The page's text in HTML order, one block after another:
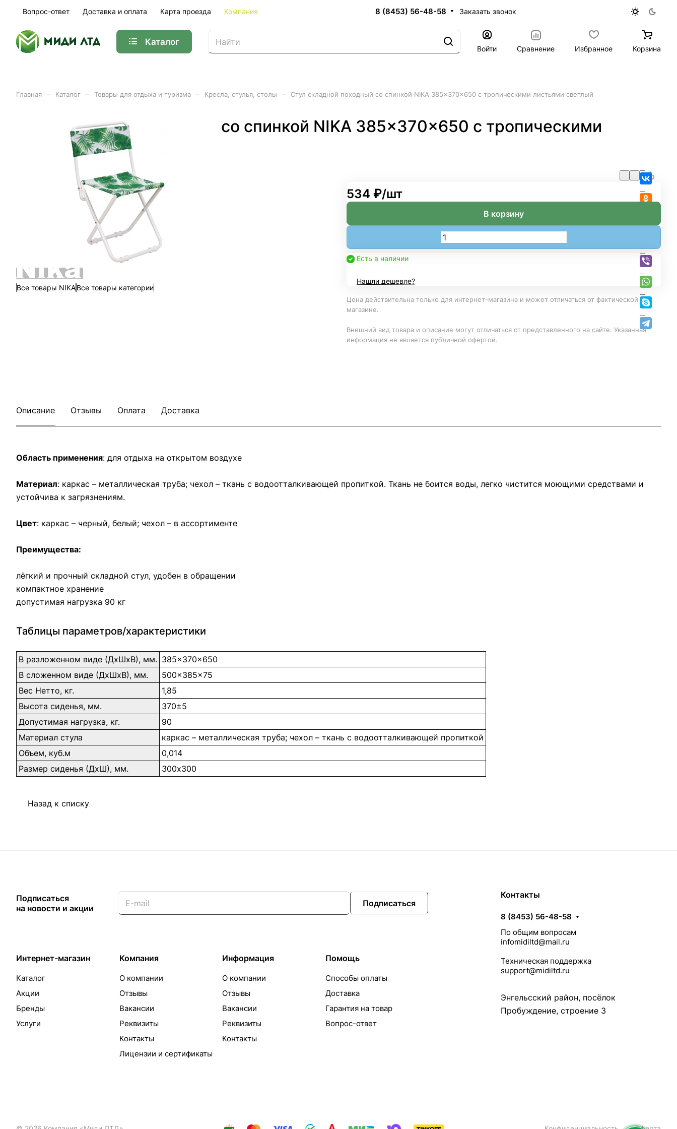
Вопрос-ответ Доставка и оплата Карта проезда Компания 8 (8453) 56-48-58 Заказать звонок
Каталог
Войти Сравнение Избранное Корзина
Главная Каталог Товары для отдыха и туризма Кресла, стулья, столы Стул складной походный со спинкой NIKA 385x370x650 с тропическими листьями светлый
Стул складной походный со спинкой NIKA 385x370x650 с тропическими
листьями светлый
Все товары NIKAВсе товары категории
534 ₽/шт
В корзину
Есть в наличии
Нашли дешевле?
Цена действительна только для интернет-магазина и может отличаться от фактической в
магазине.
Внешний вид товара и описание могут отличаться от представленного на сайте. Указанная
информация не является публичной офертой.
Описание Отзывы Оплата Доставка
Область применения: для отдыха на открытом воздухе
Материал: каркас – металлическая труба; чехол – ткань с водоотталкивающей пропиткой. Ткань не боится воды, легко чистится моющими средствами и
устойчива к загрязнениям.
Цвет: каркас – черный, белый; чехол – в ассортименте
Преимущества:
лёгкий и прочный складной стул, удобен в обращении
компактное хранение
допустимая нагрузка 90 кг
Таблицы параметров/характеристики
В разложенном виде (ДхШхВ), мм. 385x370x650
В сложенном виде (ДхШхВ), мм.
500x385x75
Вес Нетто, кг.
1,85
Высота сиденья, мм.
370±5
Допустимая нагрузка, кг.
90
Материал стула
каркас – металлическая труба; чехол – ткань с водоотталкивающей пропиткой
Объем, куб.м
0,014
Размер сиденья (ДхШ), мм.
300х300
Назад к списку
Подписаться
на новости и акции
Подписаться
Интернет-магазин
Каталог
Акции
Бренды
Услуги
Компания
О компании
Отзывы
Вакансии
Реквизиты
Контакты
Лицензии и сертификаты
Информация
О компании
Отзывы
Вакансии
Реквизиты
Контакты
Помощь
Способы оплаты
Доставка
Гарантия на товар
Вопрос-ответ
Контакты
8 (8453) 56-48-58
По общим вопросам
infomidiltd@mail.ru
Техническая поддержка
support@midiltd.ru
Энгельсский район, посёлок
Пробуждение, строение 3